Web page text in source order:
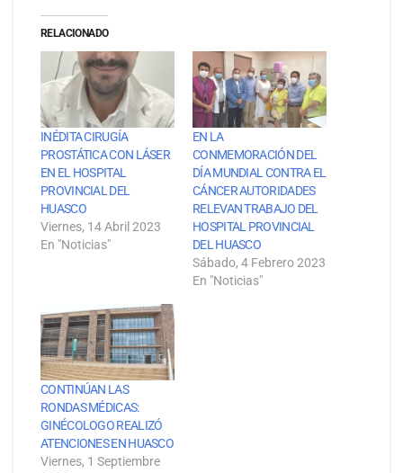
RELACIONADO
INÉDITA CIRUGÍA
PROSTÁTICA CON LÁSER
EN EL HOSPITAL
PROVINCIAL DEL
HUASCO
Viernes, 14 Abril 2023
En "Noticias"
EN LA
CONMEMORACIÓN DEL
DÍA MUNDIAL CONTRA EL
CÁNCER AUTORIDADES
RELEVAN TRABAJO DEL
HOSPITAL PROVINCIAL
DEL HUASCO
Sábado, 4 Febrero 2023
En "Noticias"
CONTINÚAN LAS
RONDAS MÉDICAS:
GINÉCOLOGO REALIZÓ
ATENCIONES EN HUASCO
Viernes, 1 Septiembre